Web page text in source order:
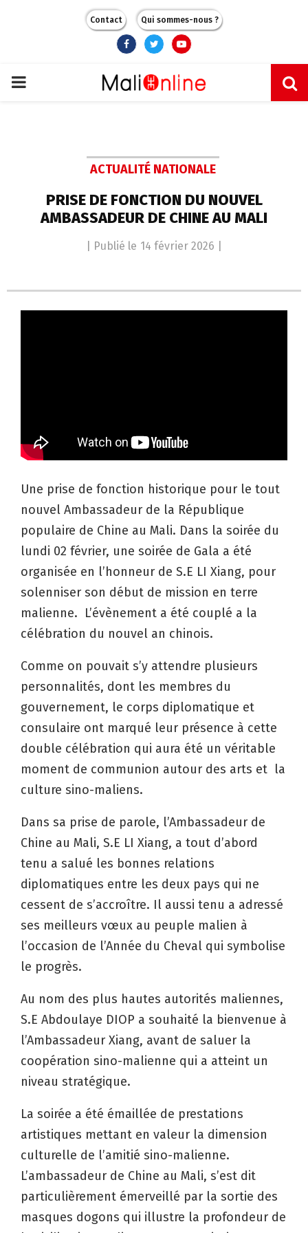
Contact Qui sommes-nous ?
FacebookTwitterYoutube
PRIMARY
ACTUALITÉ NATIONALE
PRISE DE FONCTION DU NOUVEL
AMBASSADEUR DE CHINE AU MALI
| Publié le 14 février 2026
Une prise de fonction historique pour le tout
nouvel Ambassadeur de la République
populaire de Chine au Mali. Dans la soirée du
lundi 02 février, une soirée de Gala a été
organisée en l’honneur de S.E LI Xiang, pour
solenniser son début de mission en terre
malienne. L’évènement a été couplé a la
célébration du nouvel an chinois.
Comme on pouvait s’y attendre plusieurs
personnalités, dont les membres du
gouvernement, le corps diplomatique et
consulaire ont marqué leur présence à cette
double célébration qui aura été un véritable
moment de communion autour des arts et la
culture sino-maliens.
Dans sa prise de parole, l’Ambassadeur de
Chine au Mali, S.E LI Xiang, a tout d’abord
tenu a salué les bonnes relations
diplomatiques entre les deux pays qui ne
cessent de s’accroître. Il aussi tenu a adressé
ses meilleurs vœux au peuple malien à
l’occasion de l’Année du Cheval qui symbolise
le progrès.
Au nom des plus hautes autorités maliennes,
S.E Abdoulaye DIOP a souhaité la bienvenue à
l’Ambassadeur Xiang, avant de saluer la
coopération sino-malienne qui a atteint un
niveau stratégique.
La soirée a été émaillée de prestations
artistiques mettant en valeur la dimension
culturelle de l’amitié sino-malienne.
L’ambassadeur de Chine au Mali, s’est dit
particulièrement émerveillé par la sortie des
masques dogons qui illustre la profondeur de